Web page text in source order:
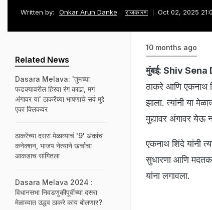
Written by: Onkar Arun Danke राजकारण Oct 02, 2025
10 months ago
मुंबई: Shiv Sena
ठाकरे आणि एकनाथ
झाला. त्यांनी या
मुद्यावर अंगावर येऊ
एकनाथ शिंदे यांनी
सुधारणा आणि
यांना लगावला.
Related News
Dasara Melava: 'तुमच्या
फडक्यावरील हिरवा रंग काढा, मग
अंगावर या' ठाकरेंच्या भाषणाचे सर्व मुद्दे
एका क्लिकवर
ठाकरेंच्या दसरा मेळाव्याचं '9' अंकांचं
कनेक्शन, भाजप नेत्याने खर्चाचा
आकडाच सांगितला
Dasara Melava 2024 :
विधानसभा निवडणुकीपूर्वीच्या दसरा
मेळाव्यात उद्धव ठाकरे काय बोलणार?